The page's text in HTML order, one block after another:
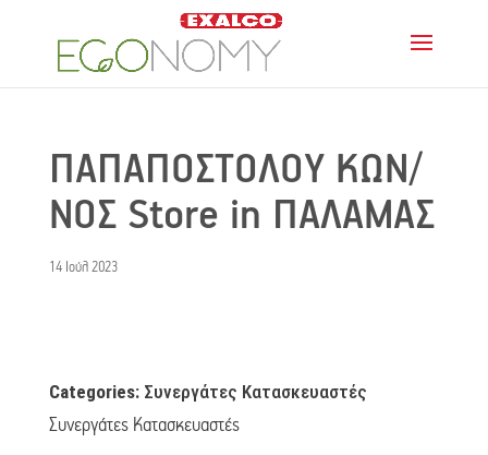
ΠΑΠΑΠΟΣΤΟΛΟΥ ΚΩΝ/
ΝΟΣ Store in ΠΑΛΑΜΑΣ
14 Ιούλ 2023
Categories: Συνεργάτες Κατασκευαστές
Συνεργάτες Κατασκευαστές